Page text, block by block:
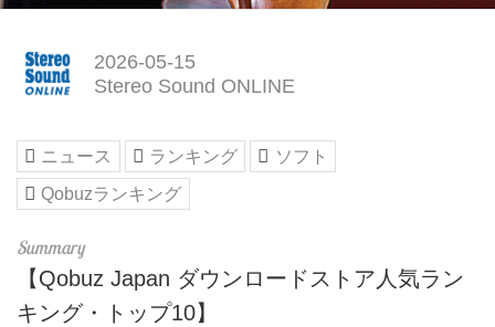
2026-05-15
Stereo Sound ONLINE
ニュース ランキング
ソフト
Qobuzランキング
【Qobuz Japan ダウンロードストア人気ラン
キング・トップ10】